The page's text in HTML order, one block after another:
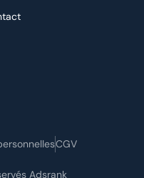
Adsrank
CGV